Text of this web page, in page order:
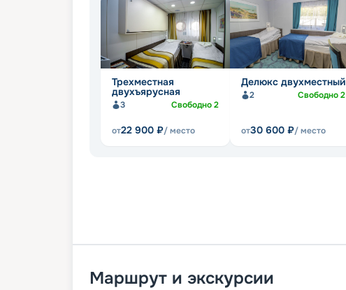
Трехместная
двухъярусная
3 Свободно2
от22 900 ₽/ место
Делюкс двухместный
2 Свободно2
от30 600 ₽/ место
Маршрут и экскурсии